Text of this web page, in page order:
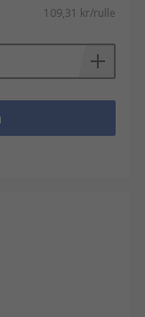
109,31 kr/rulle